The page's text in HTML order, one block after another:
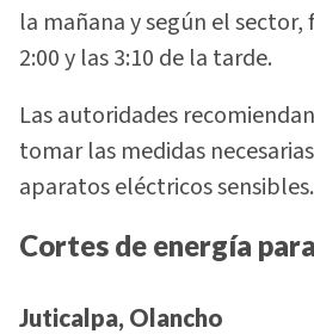
la mañana y según el
2:00 y las 3:10 de la tarde.
Las autoridades
tomar las medidas
aparatos eléctricos sensibles.
Cortes de energía
Juticalpa, Olancho